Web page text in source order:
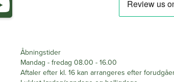
Åbningstider
Mandag - fredag 08.00 - 16.00
Aftaler efter kl. 16 kan arrangeres efter